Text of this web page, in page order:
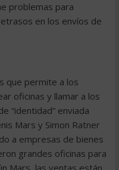
problemas para
en los envíos de
que permite a los
oficinas y llamar a los
“identidad” enviada
Mars y Simon Ratner
a empresas de bienes
grandes oficinas para
Mars, las ventas están